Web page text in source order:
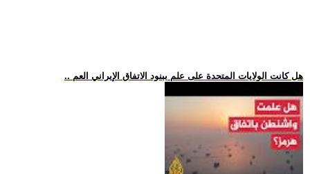
.. هل كانت الولايات المتحدة على علم ببنود الاتفاق الإيراني العم